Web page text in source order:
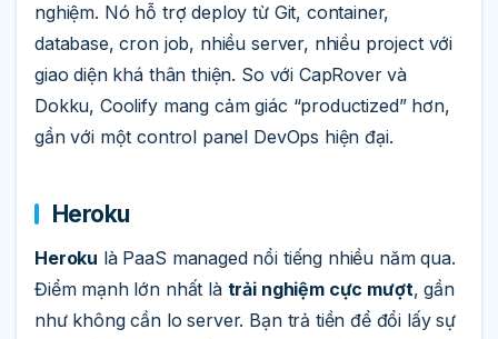
nghiệm. Nó hỗ trợ deploy từ Git, container,
database, cron job, nhiều server, nhiều project với
giao diện khá thân thiện. So với CapRover và
Dokku, Coolify mang cảm giác “productized” hơn,
gần với một control panel DevOps hiện đại.
Heroku
Heroku là PaaS managed nổi tiếng nhiều năm qua.
Điểm mạnh lớn nhất là trải nghiệm cực mượt, gần
như không cần lo server. Bạn trả tiền để đổi lấy sự